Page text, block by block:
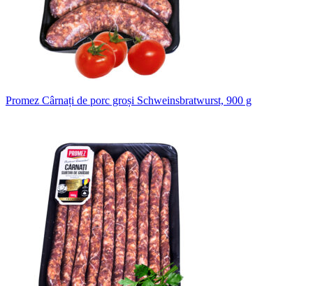
Promez Cârnați de porc groși Schweinsbratwurst, 900 g